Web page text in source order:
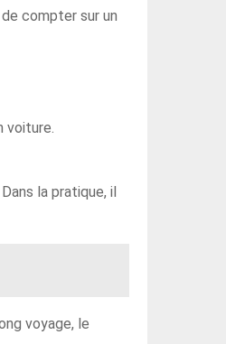
compter sur un
voiture.
la pratique, il
voyage, le